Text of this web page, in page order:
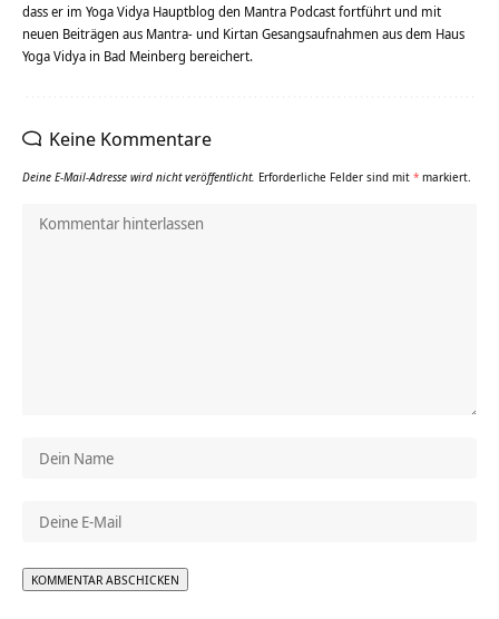
dass er im Yoga Vidya Hauptblog den Mantra Podcast fortführt und mit
neuen Beiträgen aus Mantra- und Kirtan Gesangsaufnahmen aus dem Haus
Yoga Vidya in Bad Meinberg bereichert.
Keine Kommentare
Deine E-Mail-Adresse wird nicht veröffentlicht. Erforderliche Felder sind mit * markiert.